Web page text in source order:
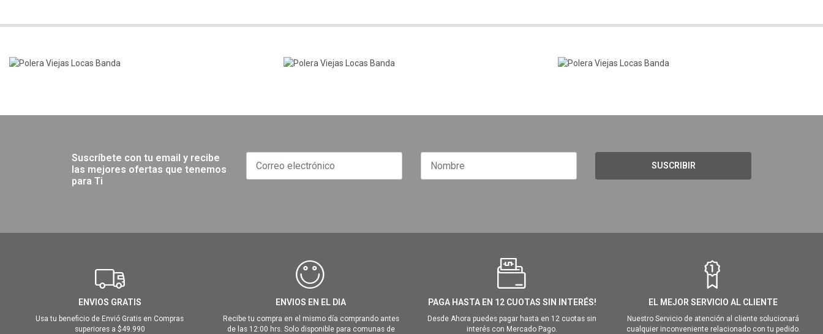
Suscríbete con tu email y recibe
las mejores ofertas que tenemos
para Ti
SUSCRIBIR
ENVIOS GRATIS
Usa tu beneficio de Envió Gratis en Compras
superiores a $49.990
ENVIOS EN EL DIA
Recibe tu compra en el mismo día comprando antes
de las 12:00 hrs. Solo disponible para comunas de
PAGA HASTA EN 12 CUOTAS SIN INTERÉS!
Desde Ahora puedes pagar hasta en 12 cuotas sin
interés con Mercado Pago.
EL MEJOR SERVICIO AL CLIENTE
Nuestro Servicio de atención al cliente solucionará
cualquier inconveniente relacionado con tu pedido.